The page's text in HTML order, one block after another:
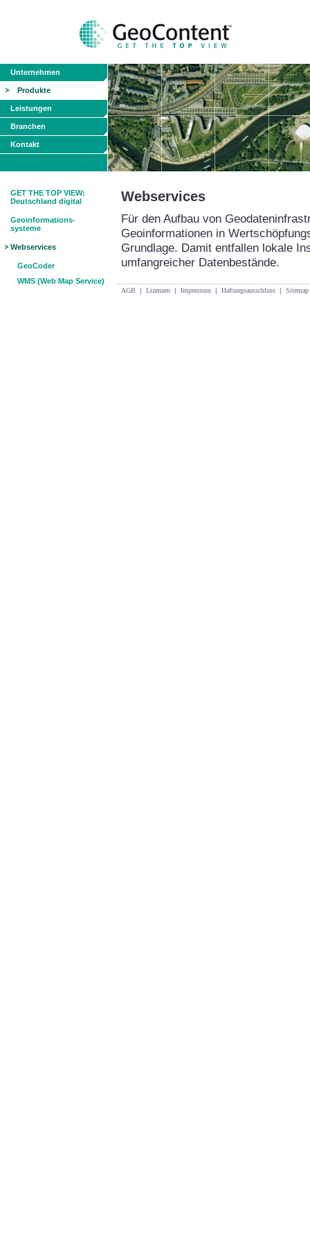
Unternehmen
Produkte
Leistungen
Branchen
Kontakt
GET THE TOP VIEW:
Deutschland digital
Geoinformations-
systeme
Webservices
GeoCoder
WMS (Web Map Service)
Webservices
Für den Aufbau von
Geoinformationen in
Grundlage. Damit entfallen lokale
umfangreicher Datenbestände.
AGB | Lizenzen | Impressum | Haftungsausschluss | Sitemap